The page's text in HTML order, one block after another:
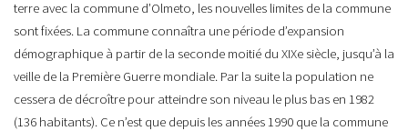
terre avec la commune d’Olmeto, les nouvelles limites de la commune
sont fixées. La commune connaîtra une période d’expansion
démographique à partir de la seconde moitié du XIXe siècle, jusqu’à la
veille de la Première Guerre mondiale. Par la suite la population ne
cessera de décroître pour atteindre son niveau le plus bas en 1982
(136 habitants). Ce n’est que depuis les années 1990 que la commune